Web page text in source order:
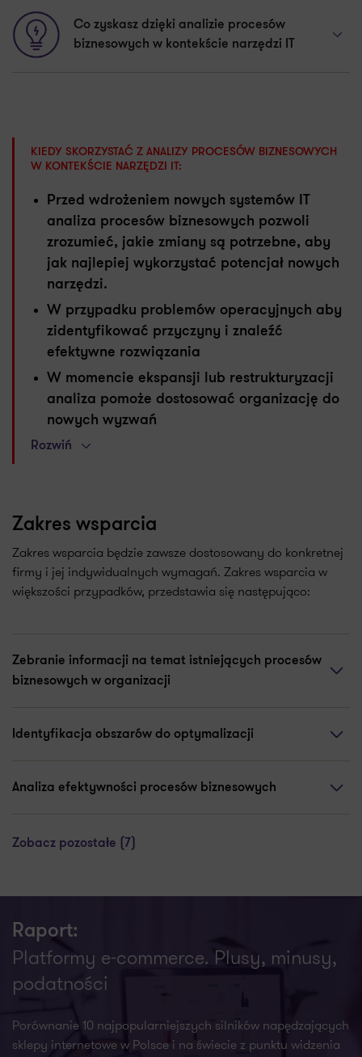
Co zyskasz dzięki analizie procesów
biznesowych w kontekście narzędzi IT
KIEDY SKORZYSTAĆ Z ANALIZY PROCESÓW BIZNESOWYCH
W KONTEKŚCIE NARZĘDZI IT:
Przed wdrożeniem nowych systemów IT
analiza procesów biznesowych pozwoli
zrozumieć, jakie zmiany są potrzebne, aby
jak najlepiej wykorzystać potencjał nowych
narzędzi.
W przypadku problemów operacyjnych aby
zidentyfikować przyczyny i znaleźć
efektywne rozwiązania
W momencie ekspansji lub restrukturyzacji
analiza pomoże dostosować organizację do
nowych wyzwań
Rozwiń
Zakres wsparcia
Zakres wsparcia będzie zawsze dostosowany do konkretnej
firmy i jej indywidualnych wymagań. Zakres wsparcia w
większości przypadków, przedstawia się następująco:
Zebranie informacji na temat istniejących procesów
biznesowych w organizacji
Identyfikacja obszarów do optymalizacji
Analiza efektywności procesów biznesowych
Zobacz pozostałe (7)
Raport:
Platformy e-commerce. Plusy, minusy,
podatności
Porównanie 10 najpopularniejszych silników napędzających
sklepy internetowe w Polsce i na świecie z punktu widzenia